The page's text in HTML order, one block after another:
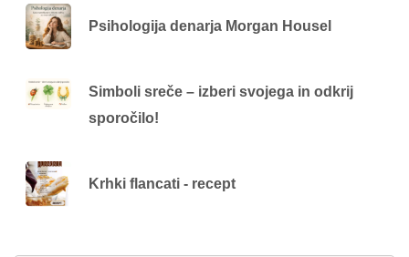
Psihologija denarja Morgan Housel
Simboli sreče – izberi svojega in odkrij
sporočilo!
Krhki flancati - recept